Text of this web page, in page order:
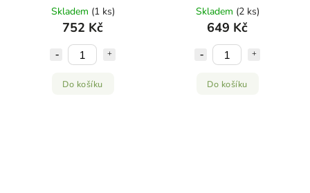
Skladem (1 ks)
752 Kč
Do košíku
Skladem (2 ks)
649 Kč
Do košíku